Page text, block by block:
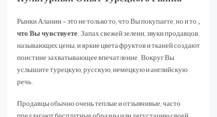
Рынки Алании – это не только то, что Вы покупаете, но и то
что Вы чувствуете . Запах свежей зелени, звуки продавцов,
называющих цены, и яркие цвета фруктов и тканей создают
поистине захватывающее впечатление. Вокруг Вы
услышите турецкую, русскую, немецкую и английскую
речь.
Продавцы обычно очень теплые и отзывчивые, часто
предлагают бесплатные образцы или дегустацию своей